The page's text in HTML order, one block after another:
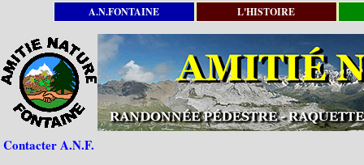
A.N.FONTAINE L'HISTOIRE
Contacter A.N.F.